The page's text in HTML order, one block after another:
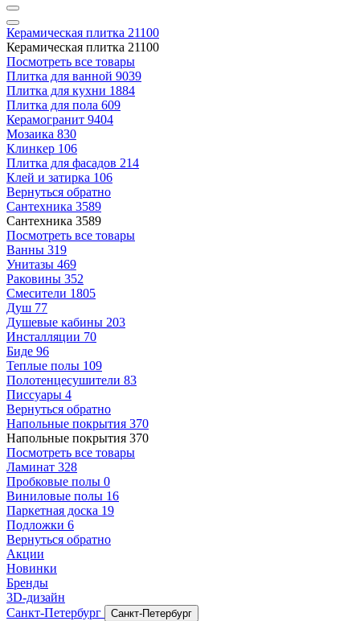
Керамическая плитка 21100
Керамическая плитка 21100
Посмотреть все товары
Плитка для ванной 9039
Плитка для кухни 1884
Плитка для пола 609
Керамогранит 9404
Мозаика 830
Клинкер 106
Плитка для фасадов 214
Клей и затирка 106
Вернуться обратно
Сантехника 3589
Сантехника 3589
Посмотреть все товары
Ванны 319
Унитазы 469
Раковины 352
Смесители 1805
Душ 77
Душевые кабины 203
Инсталляции 70
Биде 96
Теплые полы 109
Полотенцесушители 83
Писсуары 4
Вернуться обратно
Напольные покрытия 370
Напольные покрытия 370
Посмотреть все товары
Ламинат 328
Пробковые полы 0
Виниловые полы 16
Паркетная доска 19
Подложки 6
Вернуться обратно
Акции
Новинки
Бренды
3D-дизайн
Санкт-Петербург
Санкт-Петербург